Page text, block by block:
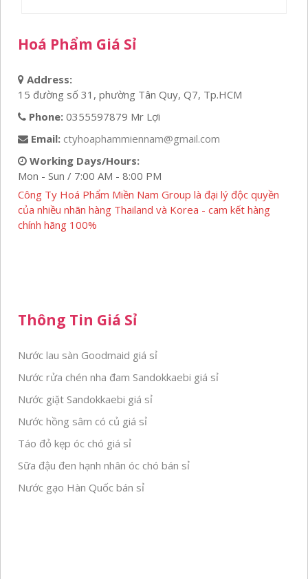
Hoá Phẩm Giá Sỉ
Address:
15 đường số 31, phường Tân Quy, Q7, Tp.HCM
Phone: 0355597879 Mr Lợi
Email: ctyhoaphammiennam@gmail.com
Working Days/Hours:
Mon - Sun / 7:00 AM - 8:00 PM
Công Ty Hoá Phẩm Miền Nam Group là đại lý độc quyền
của nhiều nhãn hàng Thailand và Korea - cam kết hàng
chính hãng 100%
Thông Tin Giá Sỉ
Nước lau sàn Goodmaid giá sỉ
Nước rửa chén nha đam Sandokkaebi giá sỉ
Nước giặt Sandokkaebi giá sỉ
Nước hồng sâm có củ giá sỉ
Táo đỏ kẹp óc chó giá sỉ
Sữa đậu đen hạnh nhân óc chó bán sỉ
Nước gạo Hàn Quốc bán sỉ